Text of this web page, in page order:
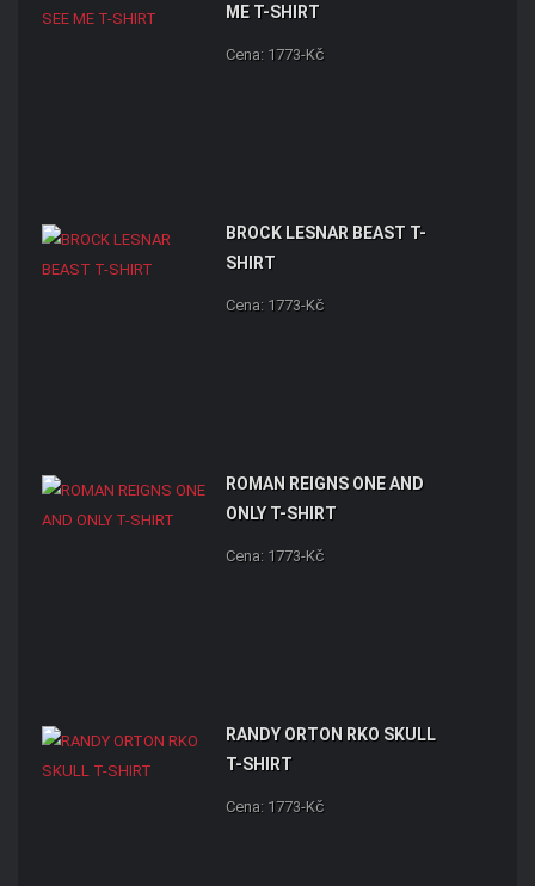
ME T-SHIRT
Cena: 1773-Kč
BROCK LESNAR BEAST T-
SHIRT
Cena: 1773-Kč
ROMAN REIGNS ONE AND
ONLY T-SHIRT
Cena: 1773-Kč
RANDY ORTON RKO SKULL
T-SHIRT
Cena: 1773-Kč